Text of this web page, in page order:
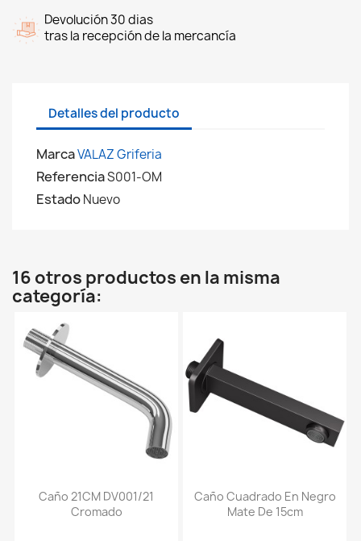
Devolución 30 dias
tras la recepción de la mercancía
Detalles del producto
MarcaVALAZ Griferia
ReferenciaS001-OM
EstadoNuevo
16 otros productos en la misma
categoría:
Caño 21CM DV001/21
Cromado
Caño Cuadrado En Negro
Mate De 15cm